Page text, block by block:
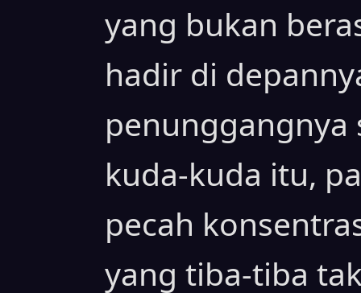
yang bukan
hadir di
kuda-kuda itu,
pecah
yang tiba-tiba